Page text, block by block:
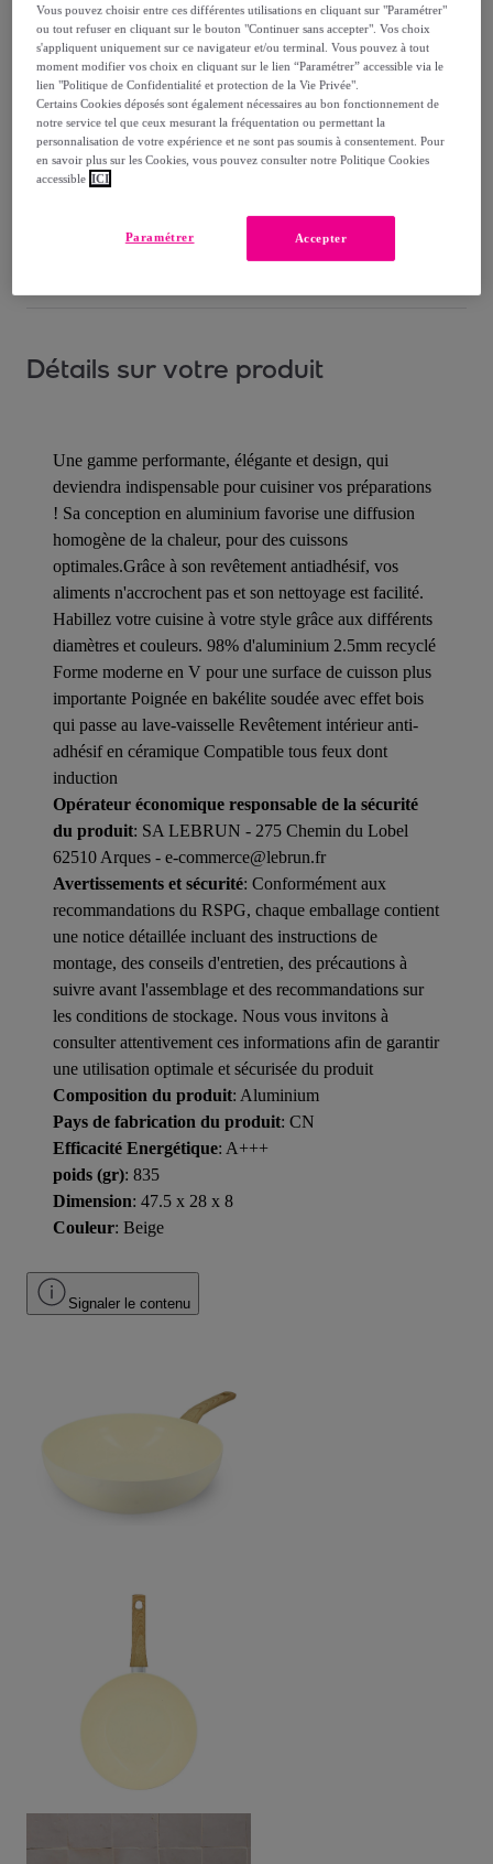
Livraison
Livraison à partir de4,90 €
Livraison estimée: entre le
17/08
Comment ça marche ?
Détails sur votre produit
Une gamme performante, élégante et design, qui
deviendra indispensable pour cuisiner vos préparations
! Sa conception en aluminium favorise une diffusion
homogène de la chaleur, pour des cuissons
optimales.Grâce à son revêtement antiadhésif, vos
aliments n'accrochent pas et son nettoyage est facilité.
Habillez votre cuisine à votre style grâce aux différents
diamètres et couleurs. 98% d'aluminium 2.5mm recyclé
Forme moderne en V pour une surface de cuisson plus
importante Poignée en bakélite soudée avec effet bois
qui passe au lave-vaisselle Revêtement intérieur anti-
adhésif en céramique Compatible tous feux dont
induction
Opérateur économique responsable de la sécurité
du produit: SA LEBRUN - 275 Chemin du Lobel
62510 Arques - e-commerce@lebrun.fr
Avertissements et sécurité: Conformément aux
recommandations du RSPG, chaque emballage contient
une notice détaillée incluant des instructions de
montage, des conseils d'entretien, des précautions à
suivre avant l'assemblage et des recommandations sur
les conditions de stockage. Nous vous invitons à
consulter attentivement ces informations afin de garantir
une utilisation optimale et sécurisée du produit
Composition du produit: Aluminium
Pays de fabrication du produit: CN
Efficacité Energétique: A+++
poids (gr): 835
Dimension: 47.5 x 28 x 8
Couleur: Beige
Signaler le contenu
Vous pouvez choisir entre ces différentes utilisations en cliquant sur "Paramétrer"
ou tout refuser en cliquant sur le bouton "Continuer sans accepter". Vos choix
s'appliquent uniquement sur ce navigateur et/ou terminal. Vous pouvez à tout
moment modifier vos choix en cliquant sur le lien “Paramétrer” accessible via le
lien "Politique de Confidentialité et protection de la Vie Privée".
Certains Cookies déposés sont également nécessaires au bon fonctionnement de
notre service tel que ceux mesurant la fréquentation ou permettant la
personnalisation de votre expérience et ne sont pas soumis à consentement. Pour
en savoir plus sur les Cookies, vous pouvez consulter notre Politique Cookies
accessible ICI
Accepter
Paramétrer